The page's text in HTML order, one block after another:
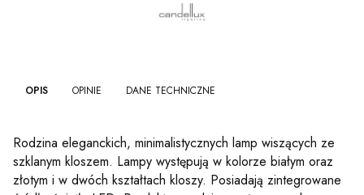
OPIS OPINIE DANE TECHNICZNE
Rodzina eleganckich, minimalistycznych lamp wiszących ze
szklanym kloszem. Lampy występują w kolorze białym oraz
złotym i w dwóch kształtach kloszy. Posiadają zintegrowane